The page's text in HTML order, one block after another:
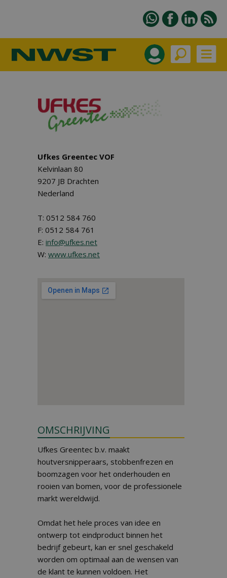
Ufkes Greentec VOF
Kelvinlaan 80
9207 JB Drachten
Nederland
T: 0512 584 760
F: 0512 584 761
E: info@ufkes.net
W: www.ufkes.net
OMSCHRIJVING
Ufkes Greentec b.v. maakt
houtversnipperaars, stobbenfrezen en
boomzagen voor het onderhouden en
rooien van bomen, voor de professionele
markt wereldwijd.
Omdat het hele proces van idee en
ontwerp tot eindproduct binnen het
bedrijf gebeurt, kan er snel geschakeld
worden om optimaal aan de wensen van
de klant te kunnen voldoen. Het